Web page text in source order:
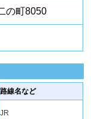
の町8050
路線名など
JR